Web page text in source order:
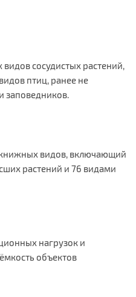
сосудистых растений,
птиц, ранее не
заповедников.
видов, включающий
растений и 76 видами
нагрузок и
объектов